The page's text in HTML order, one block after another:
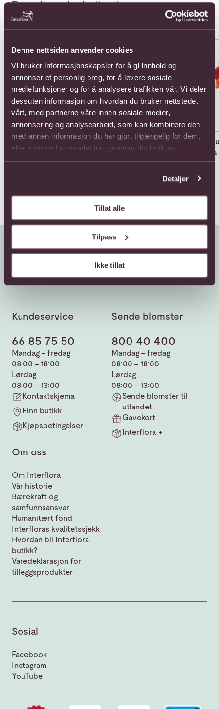
Denne nettsiden anvender cookies
Vi bruker informasjonskapsler for å gi innhold og
annonser et personlig preg, for å levere sosiale
mediefunksjoner og for å analysere trafikken vår. Vi deler
dessuten informasjon om hvordan du bruker nettstedet
vårt, med partnerne våre innen sosiale medier,
annonsering og analysearbeid, som kan kombinere den
med annen informasjon du har gjort tilgjengelig for dem,
eller som de har samlet inn gjennom din bruk av
tjenestene deres.
Detaljer
Tillat alle
Tilpass
Ikke tillat
Populære buketter i
Kasakhstan
Se
alle
11 Roses Long Stem
858,-
Se mer om 11 Roses Medium
11 Roses Medium Stem
803,-
Kundeservice
66 85 75 50
Mandag - fredag
08:00 - 18:00
Lørdag
08:00 - 13:00
Kontaktskjema
Finn butikk
Kjøpsbetingelser
Sende blomster
800 40 400
Mandag - fredag
08:00 - 18:00
Lørdag
08:00 - 13:00
Sende blomster til
utlandet
Gavekort
Interflora +
Om oss
Om Interflora
Vår historie
Bærekraft og
samfunnsansvar
Humanitært fond
Interfloras kvalitetssjekk
Hvordan bli Interflora
butikk?
Varedeklarasjon for
tilleggsprodukter
Sosial
Facebook
Instagram
YouTube